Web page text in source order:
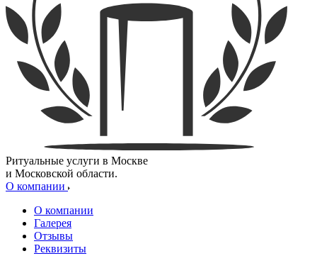
Ритуальные услуги в Москве
и Московской области.
О компании
О компании
Галерея
Отзывы
Реквизиты